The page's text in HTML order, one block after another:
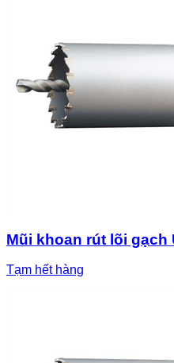
Mũi khoan rút lõi gạch
Tạm hết hàng